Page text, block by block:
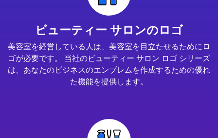
ビューティー サロンのロゴ
美容室を経営している人は、美容室を目立たせるためにロ
ゴが必要です。 当社のビューティー サロン ロゴ シリーズ
は、あなたのビジネスのエンブレムを作成するための優れ
た機能を提供します。